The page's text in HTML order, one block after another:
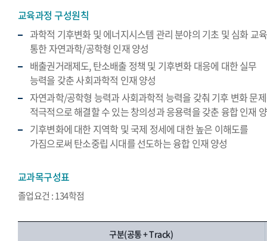
교육과정 구성원칙
과학적 기후변화 및 에너지시스템 관리 분야의 기초 및 심화 교
통한 자연과학/공학형 인재 양성
배출권거래제도, 탄소배출 정책 및 기후변화 대응에 대한 실무
능력을 갖춘 사회과학적 인재 양성
자연과학/공학형 능력과 사회과학적 능력을 갖춰 기후 변화 문
적극적으로 해결할 수 있는 창의성과 응용력을 갖춘 융합 인재
기후변화에 대한 지역학 및 국제 정세에 대한 높은 이해도를
가짐으로써 탄소중립 시대를 선도하는 융합 인재 양성
교과목구성표
졸업요건 : 134학점
구분(공통 + Track)